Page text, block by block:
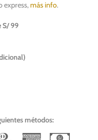
express,más info.
S/ 99
métodos:
Dinners
American